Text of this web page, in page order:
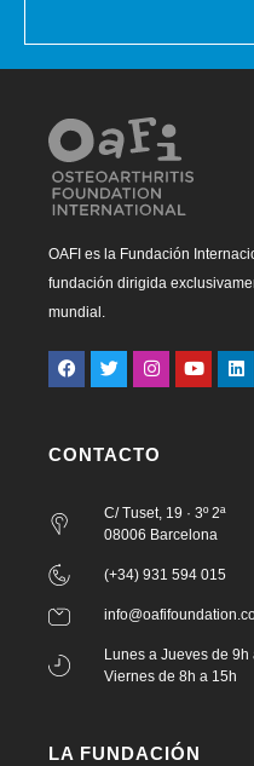
OAFI es la Fundación
fundación dirigida
mundial.
CONTACTO
C/ Tuset, 19 · 3º 2ª
08006 Barcelona
(+34) 931 594 015
Lunes a Jueves de 9h
Viernes de 8h a 15h
LA FUNDACIÓN